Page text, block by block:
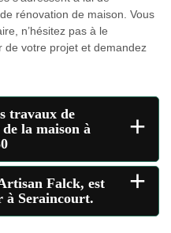
rénovation de maison. Vous
n’hésitez pas à le
de votre projet et demandez
travaux de
la maison à
+
Falck, est
à Seraincourt.
+